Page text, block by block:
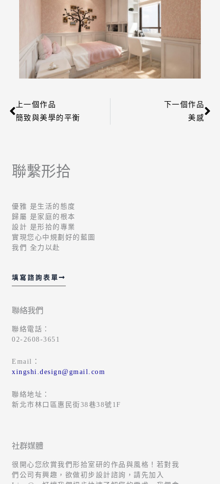
上一頁
上一個作品
簡致與美學的平衡
下一個作品
美感
下
聯繫形拾
優雅 是生活的態度
歸屬 是家庭的根本
設計 是形拾的專業
實現您心中規劃好的藍圖
我們 全力以赴
填寫諮詢表單
聯絡我們
聯絡電話：
02-2608-3651
Email：
xingshi.design@gmail.com
聯絡地址：
新北市林口區惠民街38巷38號1F
社群媒體
很開心您欣賞我們形拾室研的作品與風格！若對我
們公司有興趣，欲做初步設計諮詢，請先加入